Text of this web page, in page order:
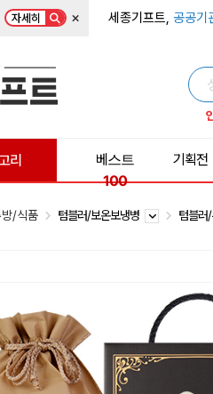
자세히 × 세종기프트, 공공기
리
베스트
100
기획전
/식품 텀블러/보온보냉병 텀블러